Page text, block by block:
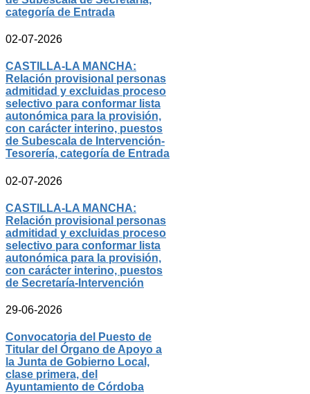
categoría de Entrada
02-07-2026
CASTILLA-LA MANCHA:
Relación provisional personas
admitidad y excluidas proceso
selectivo para conformar lista
autonómica para la provisión,
con carácter interino, puestos
de Subescala de Intervención-
Tesorería, categoría de Entrada
02-07-2026
CASTILLA-LA MANCHA:
Relación provisional personas
admitidad y excluidas proceso
selectivo para conformar lista
autonómica para la provisión,
con carácter interino, puestos
de Secretaría-Intervención
29-06-2026
Convocatoria del Puesto de
Titular del Órgano de Apoyo a
la Junta de Gobierno Local,
clase primera, del
Ayuntamiento de Córdoba